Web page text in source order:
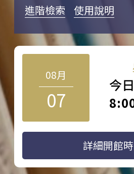
進階檢索 使用說明
08月
07
今
詳細開館